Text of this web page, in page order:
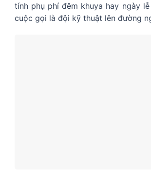
tính phụ phí đêm khuya hay ngày
cuộc gọi là đội kỹ thuật lên đường